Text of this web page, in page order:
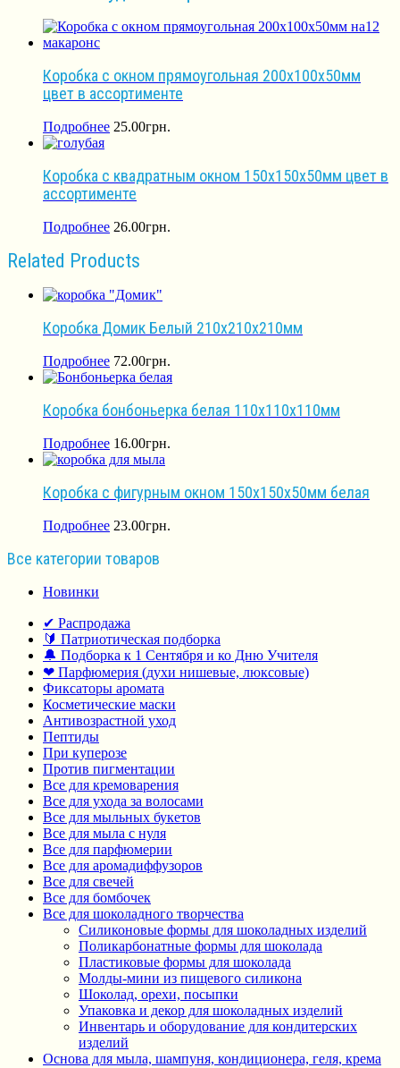
Коробка с окном прямоугольная 200х100х50мм
цвет в ассортименте
Подробнее 25.00грн.
Коробка с квадратным окном 150х150х50мм цвет в
ассортименте
Подробнее 26.00грн.
Related Products
Коробка Домик Белый 210х210х210мм
Подробнее 72.00грн.
Коробка бонбоньерка белая 110х110х110мм
Подробнее 16.00грн.
Коробка с фигурным окном 150х150х50мм белая
Подробнее 23.00грн.
Все категории товаров
Новинки
✔ Распродажа
🔰 Патриотическая подборка
🔔 Подборка к 1 Сентября и ко Дню Учителя
❤ Парфюмерия (духи нишевые, люксовые)
Фиксаторы аромата
Косметические маски
Антивозрастной уход
Пептиды
При куперозе
Против пигментации
Все для кремоварения
Все для ухода за волосами
Все для мыльных букетов
Все для мыла с нуля
Все для парфюмерии
Все для аромадиффузоров
Все для свечей
Все для бомбочек
Все для шоколадного творчества
Силиконовые формы для шоколадных изделий
Поликарбонатные формы для шоколада
Пластиковые формы для шоколада
Молды-мини из пищевого силикона
Шоколад, орехи, посыпки
Упаковка и декор для шоколадных изделий
Инвентарь и оборудование для кондитерских
изделий
Основа для мыла, шампуня, кондиционера, геля, крема